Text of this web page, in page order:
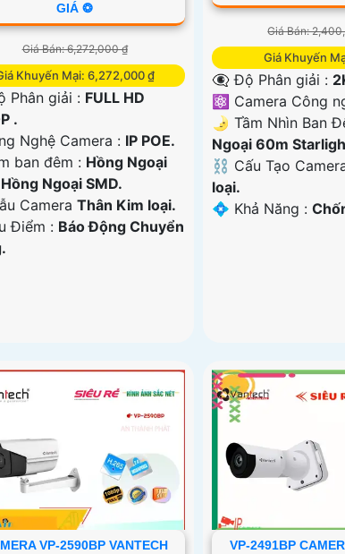
GIÁ ❂
Giá Bán: 6,272,000 ₫
Khuyến Mại: 6,272,000 ₫
Phân giải : FULL HD
.
Nghệ Camera : IP POE.
ban đêm : Hồng Ngoại
Ngoại SMD.
CameraThân Kim loại.
Điểm : Báo Động Chuyển
Giá Bán:
Giá Khuyến
👁️‍🗨 Độ Phân giải :
⚛️ Camera Công
🌛 Tầm Nhìn Ban
Ngoại 60m
⛓ Cấu Tạo
loại.
️💠 Khả Năng :
VP-2590BP VANTECH
VP-2491BP